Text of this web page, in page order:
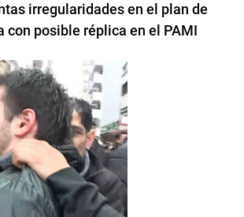
irregularidades en el plan de
con posible réplica en el PAMI